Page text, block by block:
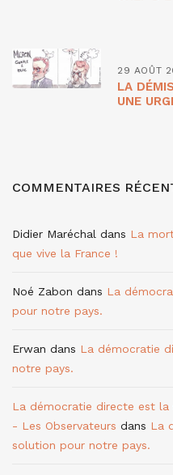
29 AOÛT
LA
UNE
COMMENTAIRES
Didier Maréchal dans La
que vive la France !
Noé Zabon dans La
pour notre pays.
Erwan dans La démocratie
notre pays.
La démocratie directe est
- Les Observateurs dans La
solution pour notre pays.